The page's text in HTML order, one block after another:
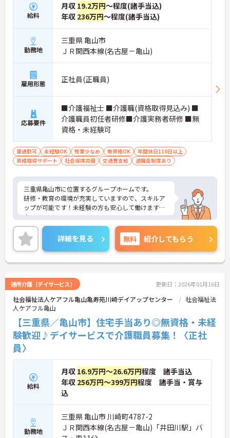
給料
月収 19.2万円～程度(諸手当込)
年収 236万円～程度(諸手当込)
勤務地
三重県 亀山市
ＪＲ関西本線(名古屋－亀山)
雇用形態 正社員(正職員)
応募要件
■介護福祉士 ■介護職(資格取得見込み) ■
介護職員初任者研修■介護実務者研修 ■無
資格・未経験可
車通勤可 未経験OK 残業少なめ 無資格OK
年間休日110日以上
資格取得サポート
社会保険完備 交通費支給 退職金制度あり
三重県亀山市に位置するグループホームです。
研修・教育の環境が充実していますので、スキルア
ップが可能です！未経験の方も安心して働けますよ
♪
駐車場が完備されていて、マイカー通勤が可能なた
め通勤に便利です。
ご興味をお持ちの方には、詳細の情報や面接のポイ
ントをお伝えしますのでお気軽にお問い合わせくだ
さい。
詳細を見る 無料 紹介してもらう
通所介護（デイサービス） 更新日：2026年01月16日
社会福祉法人ケアフル亀山亀寿苑川崎デイアップセンター
社会福祉法
人ケアフル亀山
【三重県／亀山市】住宅手当あり◎無資格・未経
験歓迎♪デイサービスで介護職員募集！〈正社
員〉
給料
月収 16.9万円～26.6万円程度 諸手当込
年収 256万円～399万円程度 諸手当・賞与
込
勤務地
三重県 亀山市 川崎町4787-2
ＪＲ関西本線(名古屋－亀山)「井田川駅」バ